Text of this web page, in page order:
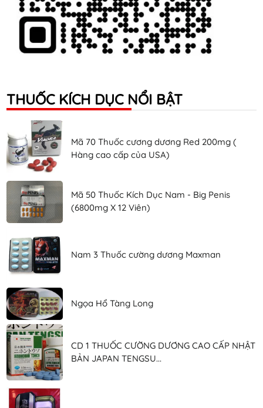
THUỐC KÍCH DỤC NỔI BẬT
Mã 70 Thuốc cương dương Red 200mg (
Hàng cao cấp của USA)
Mã 50 Thuốc Kích Dục Nam - Big Penis
(6800mg X 12 Viên)
Nam 3 Thuốc cường dương Maxman
Ngọa Hổ Tàng Long
CD 1 THUỐC CƯỜNG DƯƠNG CAO CẤP NHẬT
BẢN JAPAN TENGSU...